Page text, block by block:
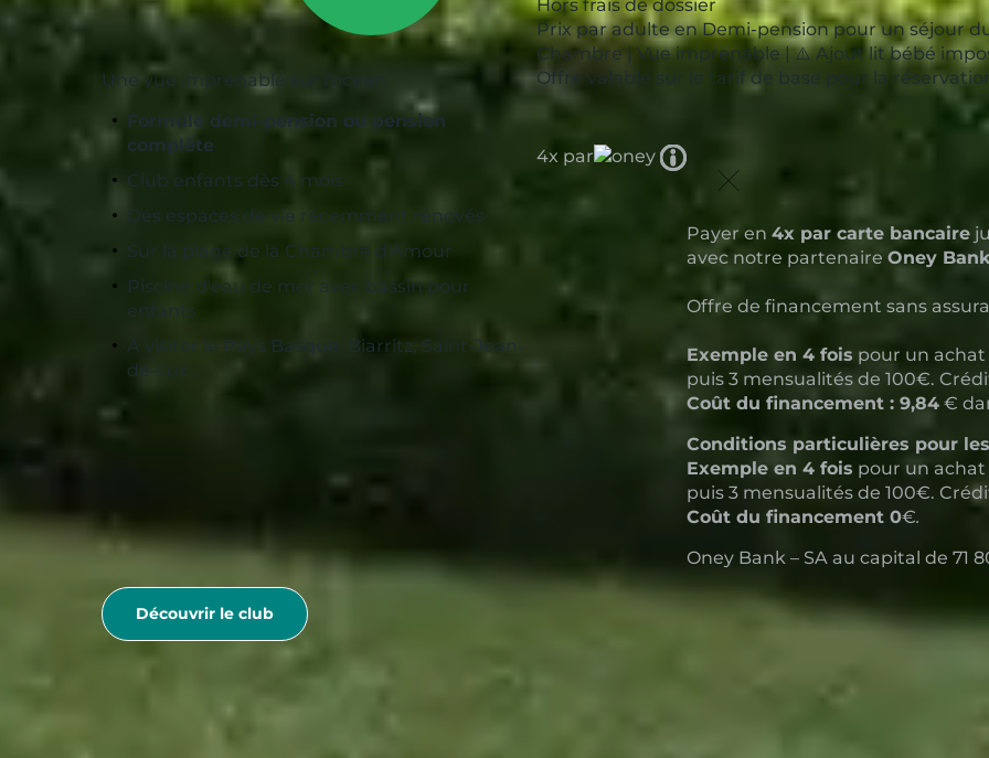
Une vue imprenable sur l'océan
Formule demi-pension ou pension
complète
Club enfants dès 4 mois
Des espaces de vie récemment rénovés
Sur la plage de la Chambre d'Amour
Piscine d'eau de mer avec bassin pour
enfants
À visiter le Pays Basque, Biarritz, Saint-Jean-
de-Luz...
Hors frais de dossier
Prix par adulte en Demi-pension pour un séjour
Chambre | Vue imprenable | ⚠️ Ajout lit bébé
Offre valable sur le tarif de base pour la
4x par
Tooltip
Payer en 4x par carte bancaire
avec notre partenaire Oney
Offre de financement sans
Exemple en 4 fois pour un
puis 3 mensualités de 100€.
Coût du financement : 9,84 €
Conditions particulières pour
Exemple en 4 fois pour un
puis 3 mensualités de 100€.
Coût du financement 0€.
Oney Bank – SA au capital de 71
Découvrir le club